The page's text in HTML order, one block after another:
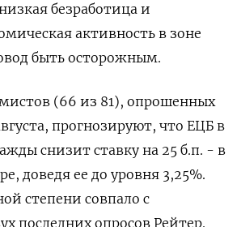
безработица и
активность в зоне
быть осторожным.
(66 из 81), опрошенных
прогнозируют, что ЕЦБ в
снизит ставку на 25 б.п. - в
доведя ее до уровня 3,25%.
степени совпало с
последних опросов Рейтер.